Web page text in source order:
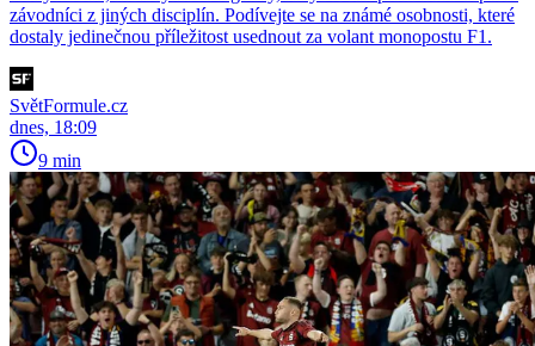
závodníci z jiných disciplín. Podívejte se na známé osobnosti, které
dostaly jedinečnou příležitost usednout za volant monopostu F1.
SvětFormule.cz
dnes, 18:09
9 min